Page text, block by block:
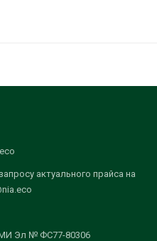
актуального прайса на
Эл № ФС77-80306